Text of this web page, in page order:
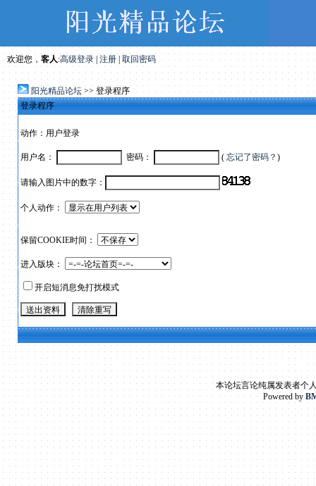
欢迎您， 客人:高级登录 |注册| 取回密码
阳光精品论坛>> 登录程序
登录程序
动作：用户登录
用户名： 密码： ( 忘记了密码？ )
请输入图片中的数字：
个人动作：
保留COOKIE时间：
进入版块：
开启短消息免打扰模式
本论坛言论纯属发表者个
Powered by